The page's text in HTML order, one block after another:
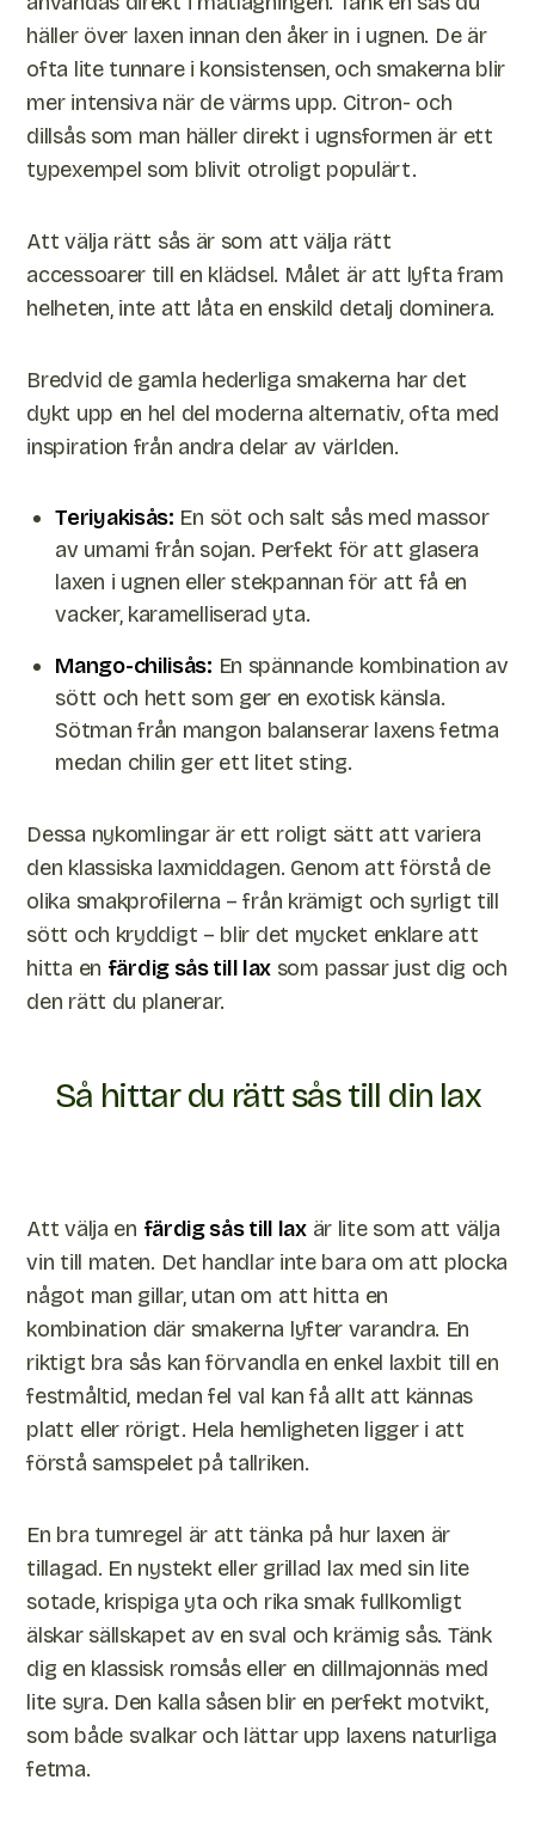
häller över laxen innan den åker in i ugnen. De är
ofta lite tunnare i konsistensen, och smakerna blir
mer intensiva när de värms upp. Citron- och
dillsås som man häller direkt i ugnsformen är ett
typexempel som blivit otroligt populärt.
Att välja rätt sås är som att välja rätt
accessoarer till en klädsel. Målet är att lyfta fram
helheten, inte att låta en enskild detalj dominera.
Bredvid de gamla hederliga smakerna har det
dykt upp en hel del moderna alternativ, ofta med
inspiration från andra delar av världen.
Teriyakisås: En söt och salt sås med massor
av umami från sojan. Perfekt för att glasera
laxen i ugnen eller stekpannan för att få en
vacker, karamelliserad yta.
Mango-chilisås: En spännande kombination av
sött och hett som ger en exotisk känsla.
Sötman från mangon balanserar laxens fetma
medan chilin ger ett litet sting.
Dessa nykomlingar är ett roligt sätt att variera
den klassiska laxmiddagen. Genom att förstå de
olika smakprofilerna – från krämigt och syrligt till
sött och kryddigt – blir det mycket enklare att
hitta en färdig sås till lax som passar just dig och
den rätt du planerar.
Så hittar du rätt sås till din lax
Att välja en färdig sås till laxär lite som att välja
vin till maten. Det handlar inte bara om att plocka
något man gillar, utan om att hitta en
kombination där smakerna lyfter varandra. En
riktigt bra sås kan förvandla en enkel laxbit till en
festmåltid, medan fel val kan få allt att kännas
platt eller rörigt. Hela hemligheten ligger i att
förstå samspelet på tallriken.
En bra tumregel är att tänka på hur laxen är
tillagad. En nystekt eller grillad lax med sin lite
sotade, krispiga yta och rika smak fullkomligt
älskar sällskapet av en sval och krämig sås. Tänk
dig en klassisk romsås eller en dillmajonnäs med
lite syra. Den kalla såsen blir en perfekt motvikt,
som både svalkar och lättar upp laxens naturliga
fetma.